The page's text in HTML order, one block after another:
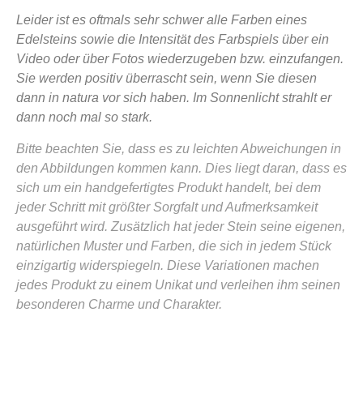
Leider ist es oftmals sehr schwer alle Farben eines
Edelsteins sowie die Intensität des Farbspiels über ein
Video oder über Fotos wiederzugeben bzw. einzufangen.
Sie werden positiv überrascht sein, wenn Sie diesen
dann in natura vor sich haben. Im Sonnenlicht strahlt er
dann noch mal so stark.
Bitte beachten Sie, dass es zu leichten Abweichungen in
den Abbildungen kommen kann. Dies liegt daran, dass es
sich um ein handgefertigtes Produkt handelt, bei dem
jeder Schritt mit größter Sorgfalt und Aufmerksamkeit
ausgeführt wird. Zusätzlich hat jeder Stein seine eigenen,
natürlichen Muster und Farben, die sich in jedem Stück
einzigartig widerspiegeln. Diese Variationen machen
jedes Produkt zu einem Unikat und verleihen ihm seinen
besonderen Charme und Charakter.